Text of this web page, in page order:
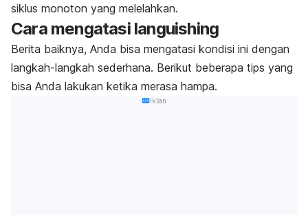
siklus monoton yang melelahkan.
Cara mengatasi languishing
Berita baiknya, Anda bisa mengatasi kondisi ini dengan
langkah-langkah sederhana. Berikut beberapa tips yang
bisa Anda lakukan ketika merasa hampa.
Iklan